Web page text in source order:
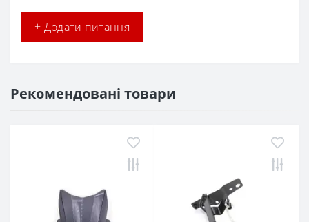
+ Додати питання
Рекомендовані товари